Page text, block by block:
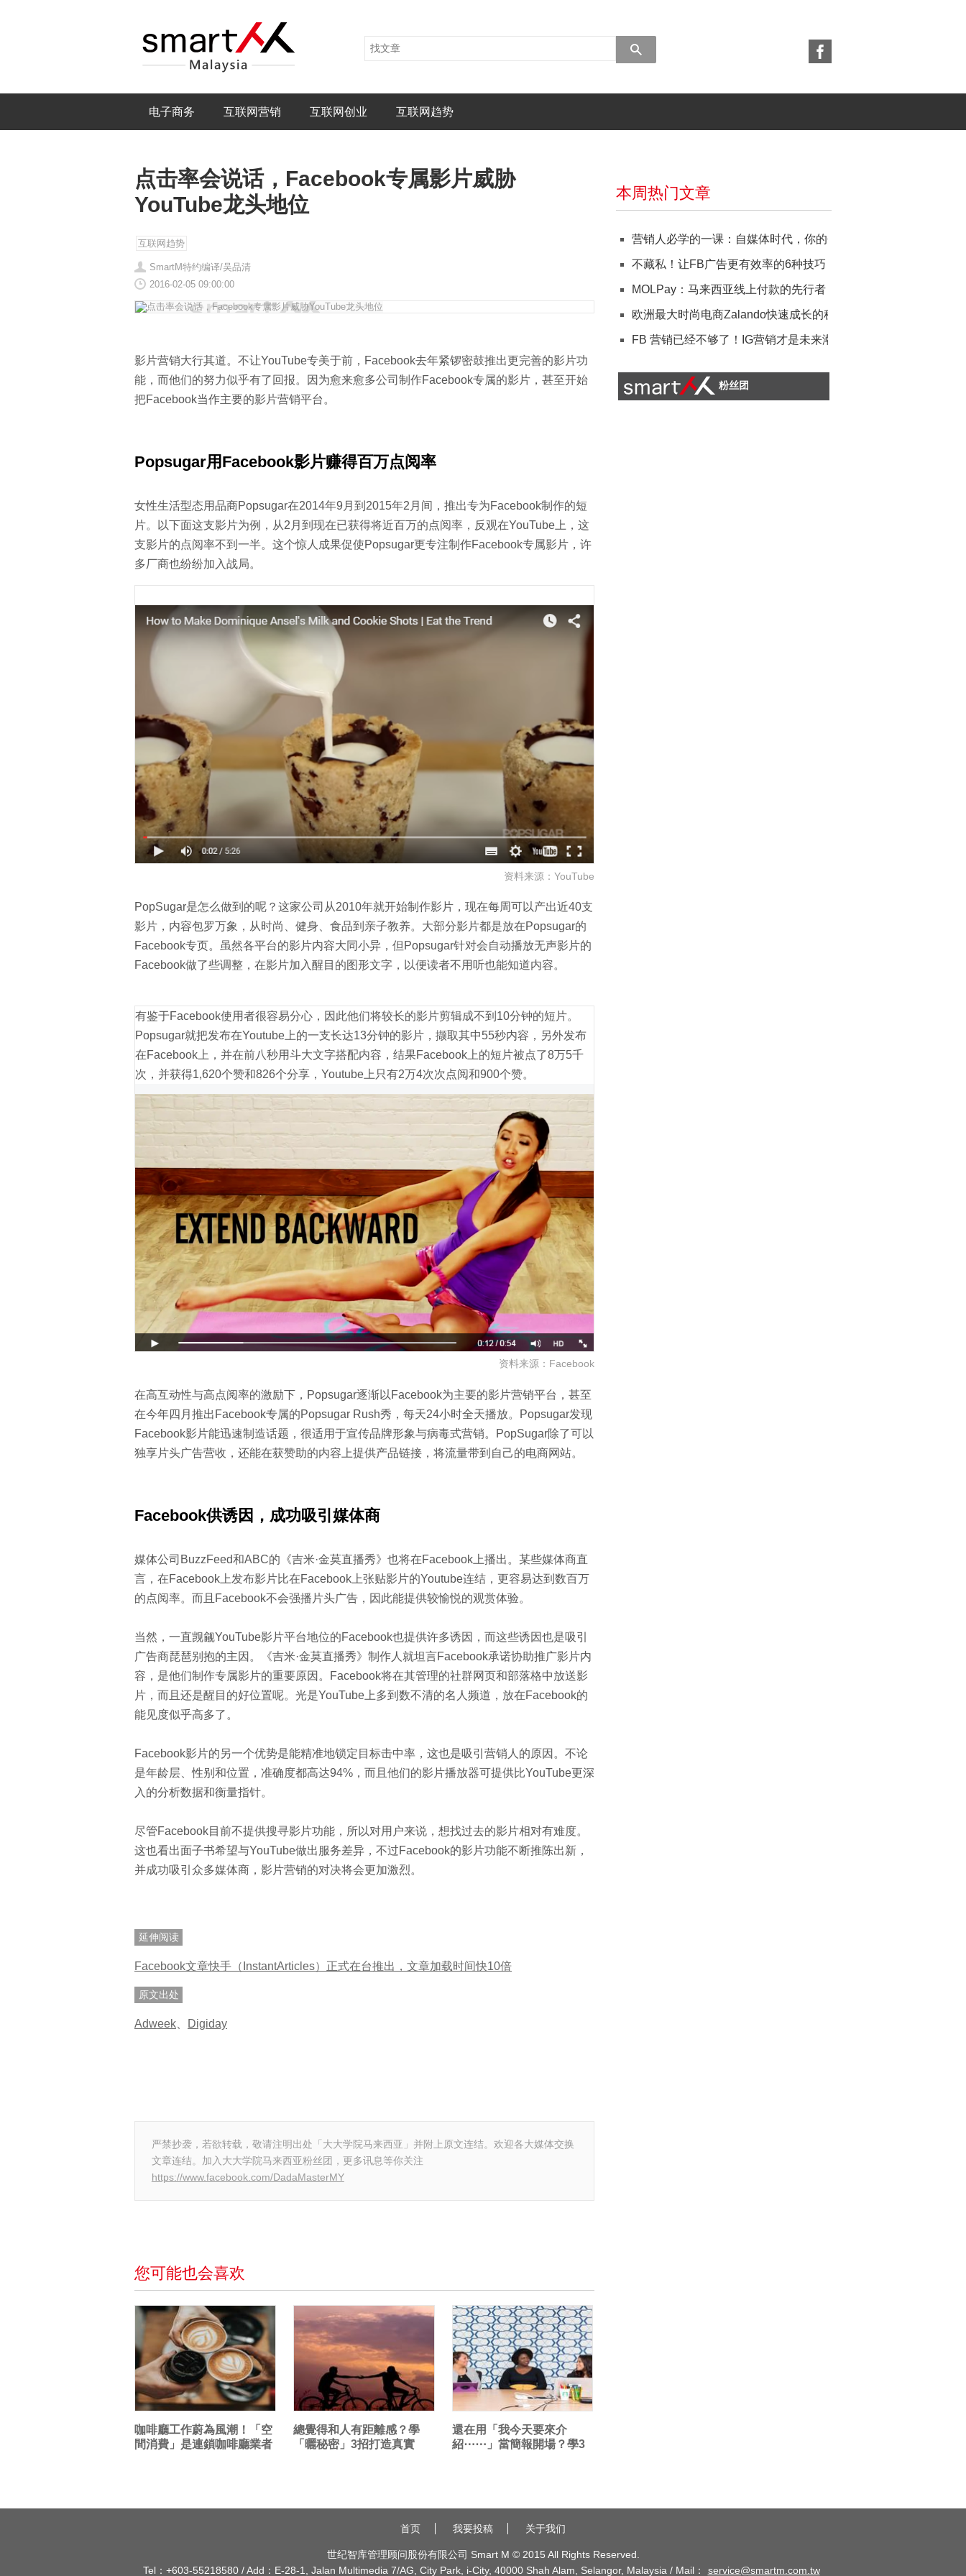
电子商务 互联网营销 互联网创业 互联网趋势
点击率会说话，Facebook专属影片威胁
YouTube龙头地位
互联网趋势
SmartM特约编译/吴品清
2016-02-05 09:00:00
影片营销大行其道。不让YouTube专美于前，Facebook去年紧锣密鼓推出更完善的影片功
能，而他们的努力似乎有了回报。因为愈来愈多公司制作Facebook专属的影片，甚至开始
把Facebook当作主要的影片营销平台。
Popsugar用 Facebook影片赚得百万点阅率
女性生活型态用品商Popsugar在2014年9月到2015年2月间，推出专为Facebook制作的短
片。以下面这支影片为例，从2月到现在已获得将近百万的点阅率，反观在YouTube上，这
支影片的点阅率不到一半。这个惊人成果促使Popsugar更专注制作Facebook专属影片，许
多厂商也纷纷加入战局。
资料来源：YouTube
PopSugar是怎么做到的呢？这家公司从2010年就开始制作影片，现在每周可以产出近40支
影片，内容包罗万象，从时尚、健身、食品到亲子教养。大部分影片都是放在Popsugar的
Facebook专页。虽然各平台的影片内容大同小异，但Popsugar针对会自动播放无声影片的
Facebook做了些调整，在影片加入醒目的图形文字，以便读者不用听也能知道内容。
有鉴于Facebook使用者很容易分心，因此他们将较长的影片剪辑成不到10分钟的短片。
Popsugar就把发布在Youtube上的一支长达13分钟的影片，撷取其中55秒内容，另外发布
在Facebook上，并在前八秒用斗大文字搭配内容，结果Facebook上的短片被点了8万5千
次，并获得1,620个赞和826个分享，Youtube上只有2万4次次点阅和900个赞。
资料来源：Facebook
在高互动性与高点阅率的激励下，Popsugar逐渐以Facebook为主要的影片营销平台，甚至
在今年四月推出Facebook专属的Popsugar Rush秀，每天24小时全天播放。Popsugar发现
Facebook影片能迅速制造话题，很适用于宣传品牌形象与病毒式营销。PopSugar除了可以
独享片头广告营收，还能在获赞助的内容上提供产品链接，将流量带到自己的电商网站。
Facebook供诱因，成功吸引媒体商
媒体公司BuzzFeed和ABC的《吉米·金莫直播秀》也将在Facebook上播出。某些媒体商直
言，在Facebook上发布影片比在Facebook上张贴影片的Youtube连结，更容易达到数百万
的点阅率。而且Facebook不会强播片头广告，因此能提供较愉悦的观赏体验。
当然，一直觊觎YouTube影片平台地位的Facebook也提供许多诱因，而这些诱因也是吸引
广告商琵琶别抱的主因。《吉米·金莫直播秀》制作人就坦言Facebook承诺协助推广影片内
容，是他们制作专属影片的重要原因。Facebook将在其管理的社群网页和部落格中放送影
片，而且还是醒目的好位置呢。光是YouTube上多到数不清的名人频道，放在Facebook的
能见度似乎高多了。
Facebook影片的另一个优势是能精准地锁定目标击中率，这也是吸引营销人的原因。不论
是年龄层、性别和位置，准确度都高达94%，而且他们的影片播放器可提供比YouTube更深
入的分析数据和衡量指针。
尽管Facebook目前不提供搜寻影片功能，所以对用户来说，想找过去的影片相对有难度。
这也看出面子书希望与YouTube做出服务差异，不过Facebook的影片功能不断推陈出新，
并成功吸引众多媒体商，影片营销的对决将会更加激烈。
延伸阅读
Facebook文章快手（InstantArticles）正式在台推出，文章加载时间快10倍
原文出处
Adweek Digiday
严禁抄袭，若欲转载，敬请注明出处「大大学院马来西亚」并附上原文连结。欢迎各大媒体交换
文章连结。加入大大学院马来西亚粉丝团，更多讯息等你关注
https://www.facebook.com/DadaMasterMY
您可能也会喜欢
咖啡廳工作蔚為風潮！「空
間消費」是連鎖咖啡廳業者
總覺得和人有距離感？學
「曬秘密」3招打造真實
還在用「我今天要來介
紹⋯⋯」當簡報開場？學3
本周热门文章
营销人必学的一课：自媒体时代，你的个人品牌营销策略如何做？
不藏私！让FB广告更有效率的6种技巧
MOLPay：马来西亚线上付款的先行者
欧洲最大时尚电商Zalando快速成长的秘籍：在地化！抓住消费者
FB 营销已经不够了！IG营销才是未来潮流
粉丝团
首页 我要投稿 关于我们
世纪智库管理顾问股份有限公司 Smart M © 2015 All Rights Reserved.
Tel：+603-55218580 / Add：E-28-1, Jalan Multimedia 7/AG, City Park, i-City, 40000 Shah Alam, Selangor, Malaysia / Mail： service@smartm.com.tw